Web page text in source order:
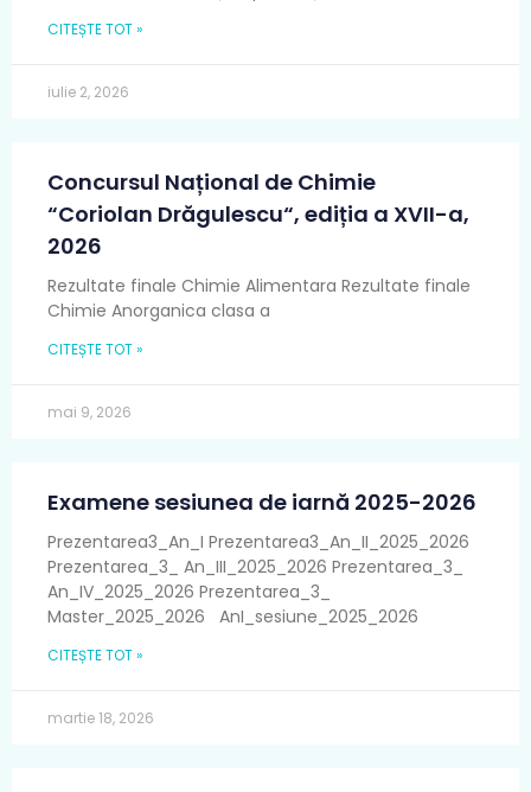
CITEȘTE TOT »
iulie 2, 2026
Concursul Național de Chimie
“Coriolan Drăgulescu“, ediția a XVII-a,
2026
Rezultate finale Chimie Alimentara Rezultate finale
Chimie Anorganica clasa a
CITEȘTE TOT »
mai 9, 2026
Examene sesiunea de iarnă 2025-2026
Prezentarea3_An_I Prezentarea3_An_II_2025_2026
Prezentarea_3_ An_III_2025_2026 Prezentarea_3_
An_IV_2025_2026 Prezentarea_3_
Master_2025_2026 AnI_sesiune_2025_2026
CITEȘTE TOT »
martie 18, 2026